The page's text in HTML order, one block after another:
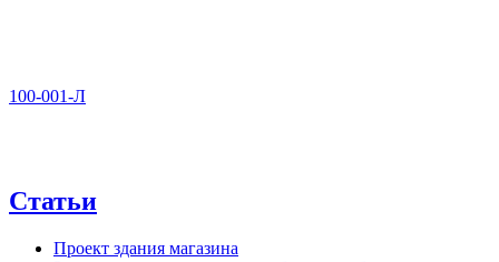
100-001-Л
Статьи
Проект здания магазина